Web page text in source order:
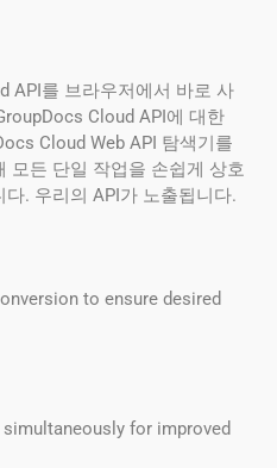
API를 브라우저에서 바로 사
Cloud API에 대한
Cloud Web API 탐색기를
모든 단일 작업을 손쉽게 상호
. 우리의 API가 노출됩니다.
to ensure desired
for improved